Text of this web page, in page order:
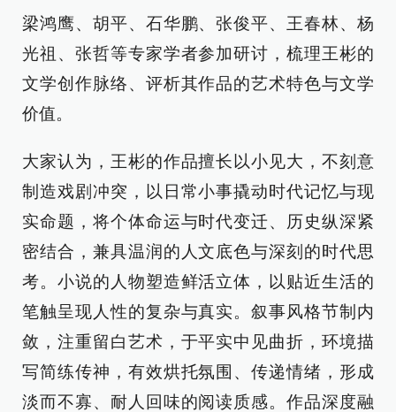
梁鸿鹰、胡平、石华鹏、张俊平、王春林、杨
光祖、张哲等专家学者参加研讨，梳理王彬的
文学创作脉络、评析其作品的艺术特色与文学
价值。
大家认为，王彬的作品擅长以小见大，不刻意
制造戏剧冲突，以日常小事撬动时代记忆与现
实命题，将个体命运与时代变迁、历史纵深紧
密结合，兼具温润的人文底色与深刻的时代思
考。小说的人物塑造鲜活立体，以贴近生活的
笔触呈现人性的复杂与真实。叙事风格节制内
敛，注重留白艺术，于平实中见曲折，环境描
写简练传神，有效烘托氛围、传递情绪，形成
淡而不寡、耐人回味的阅读质感。作品深度融